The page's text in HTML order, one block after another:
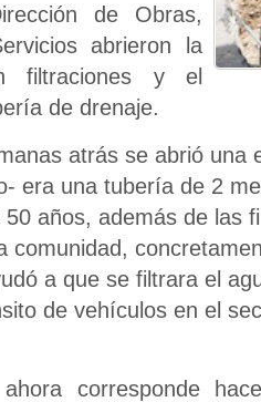
de Obras,
abrieron la
filtraciones y el
de drenaje.
atrás se abrió una
era una tubería de 2
años, además de las
comunidad,
a que se filtrara el
de vehículos en el
corresponde